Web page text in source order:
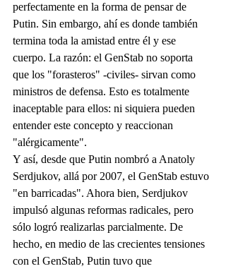
perfectamente en la forma de pensar de
Putin. Sin embargo, ahí es donde también
termina toda la amistad entre él y ese
cuerpo. La razón: el GenStab no soporta
que los "forasteros" -civiles- sirvan como
ministros de defensa. Esto es totalmente
inaceptable para ellos: ni siquiera pueden
entender este concepto y reaccionan
"alérgicamente".
Y así, desde que Putin nombró a Anatoly
Serdjukov, allá por 2007, el GenStab estuvo
"en barricadas". Ahora bien, Serdjukov
impulsó algunas reformas radicales, pero
sólo logró realizarlas parcialmente. De
hecho, en medio de las crecientes tensiones
con el GenStab, Putin tuvo que